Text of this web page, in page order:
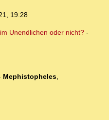
19:28
Unendlichen oder nicht?-
Mephistopheles,